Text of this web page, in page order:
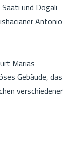
und Dogali
Antonio
Marias
Gebäude, das
verschiedener